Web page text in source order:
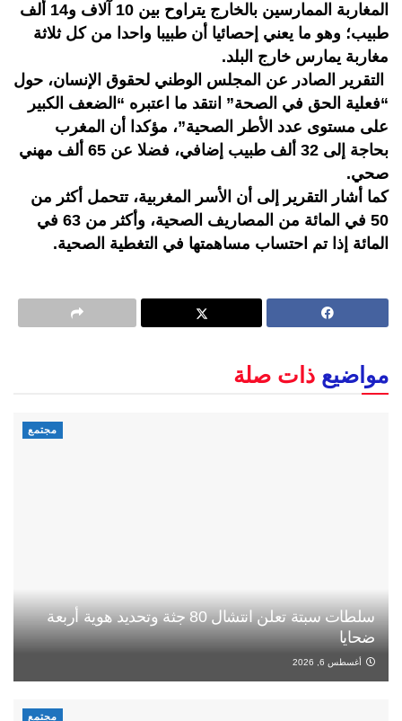
المغاربة الممارسين بالخارج يتراوح بين 10 آلاف و14 ألف
طبيب؛ وهو ما يعني إحصائيا أن طبيبا واحدا من كل ثلاثة
مغاربة يمارس خارج البلد.
التقرير الصادر عن المجلس الوطني لحقوق الإنسان، حول
“فعلية الحق في الصحة” انتقد ما اعتبره “الضعف الكبير
على مستوى عدد الأطر الصحية”، مؤكدا أن المغرب
بحاجة إلى 32 ألف طبيب إضافي، فضلا عن 65 ألف مهني
صحي.
كما أشار التقرير إلى أن الأسر المغربية، تتحمل أكثر من
50 في المائة من المصاريف الصحية، وأكثر من 63 في
المائة إذا تم احتساب مساهمتها في التغطية الصحية.
مواضيع ذات صلة
مجتمع
سلطات سبتة تعلن انتشال 80 جثة وتحديد هوية أربعة
ضحايا
أغسطس 6, 2026
مجتمع